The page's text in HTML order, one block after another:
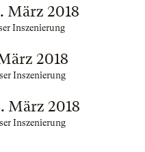
März 2018
Inszenierung
2018
Inszenierung
März 2018
Inszenierung